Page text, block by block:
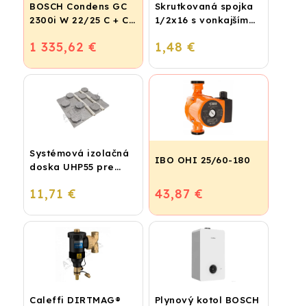
BOSCH Condens GC
2300i W 22/25 C + CR
1 335,62 €
Skrutkovaná spojka
1/2x16 s vonkajším
1,48 €
Systémová izolačná
doska UHP55 pre
(STIROTERMAL
11,71 €
IBO OHI 25/60-180
43,87 €
Caleffi DIRTMAG®
Plynový kotol BOSCH